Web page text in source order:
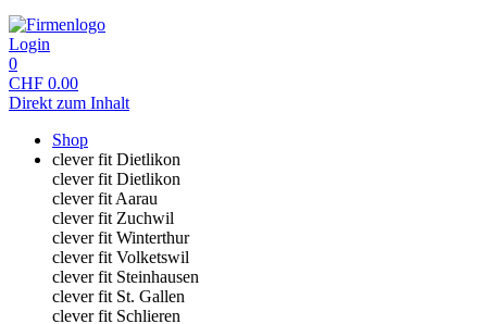
Login
0
CHF 0.00
Direkt zum Inhalt
Shop
clever fit Dietlikon
clever fit Dietlikon
clever fit Aarau
clever fit Zuchwil
clever fit Winterthur
clever fit Volketswil
clever fit Steinhausen
clever fit St. Gallen
clever fit Schlieren